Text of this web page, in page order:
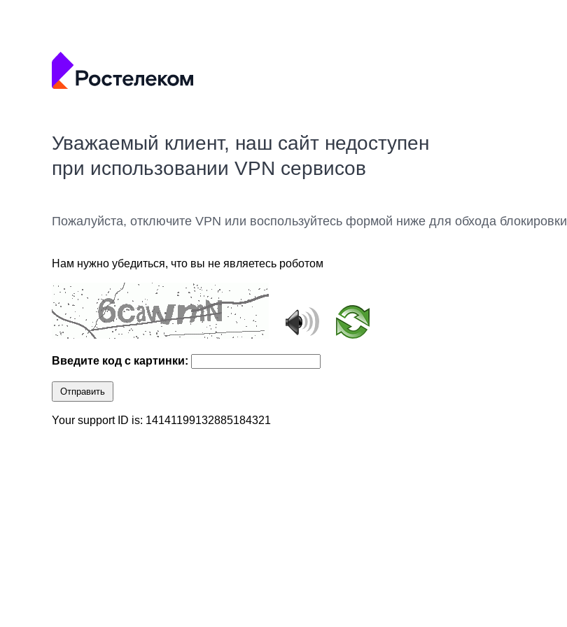
Уважаемый клиент, наш сайт недоступен
при использовании VPN сервисов
Пожалуйста, отключите VPN или воспользуйтесь формой ниже для обхода блокировки
Нам нужно убедиться, что вы не являетесь роботом
Введите код с картинки:
Отправить
Your support ID is: 14141199132885184321